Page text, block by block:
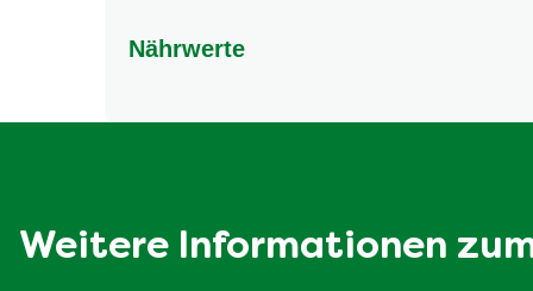
Antioxidationsmittel (Extrakt aus Rosmarin).
Nährwerte
Energie (kJ/kcal)
15
Kohlenhydrate
Weitere Informationen